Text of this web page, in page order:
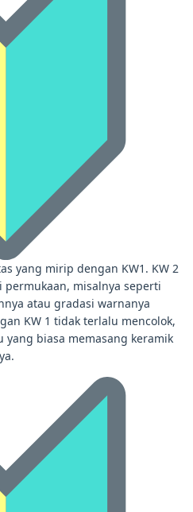
yang mirip dengan KW1. KW 2
misalnya seperti
atau gradasi warnanya
KW 1 tidak terlalu mencolok,
biasa memasang keramik